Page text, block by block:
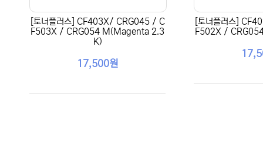
[토너플러스] CF403X/ CRG045 / C
F503X / CRG054 M(Magenta 2.3
K)
17,500원
[토너플러스]
F502X /